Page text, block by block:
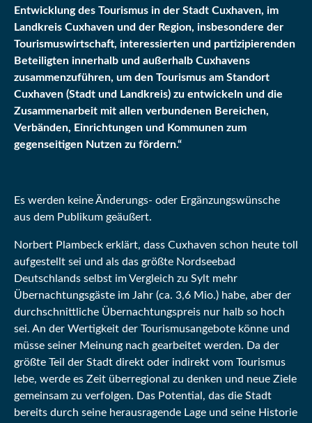
Entwicklung des Tourismus in der Stadt Cuxhaven, im
Landkreis Cuxhaven und der Region, insbesondere der
Tourismuswirtschaft, interessierten und partizipierenden
Beteiligten innerhalb und außerhalb Cuxhavens
zusammenzuführen, um den Tourismus am Standort
Cuxhaven (Stadt und Landkreis) zu entwickeln und die
Zusammenarbeit mit allen verbundenen Bereichen,
Verbänden, Einrichtungen und Kommunen zum
gegenseitigen Nutzen zu fördern.“
Es werden keine Änderungs- oder Ergänzungswünsche
aus dem Publikum geäußert.
Norbert Plambeck erklärt, dass Cuxhaven schon heute toll
aufgestellt sei und als das größte Nordseebad
Deutschlands selbst im Vergleich zu Sylt mehr
Übernachtungsgäste im Jahr (ca. 3,6 Mio.) habe, aber der
durchschnittliche Übernachtungspreis nur halb so hoch
sei. An der Wertigkeit der Tourismusangebote könne und
müsse seiner Meinung nach gearbeitet werden. Da der
größte Teil der Stadt direkt oder indirekt vom Tourismus
lebe, werde es Zeit überregional zu denken und neue Ziele
gemeinsam zu verfolgen. Das Potential, das die Stadt
bereits durch seine herausragende Lage und seine Historie